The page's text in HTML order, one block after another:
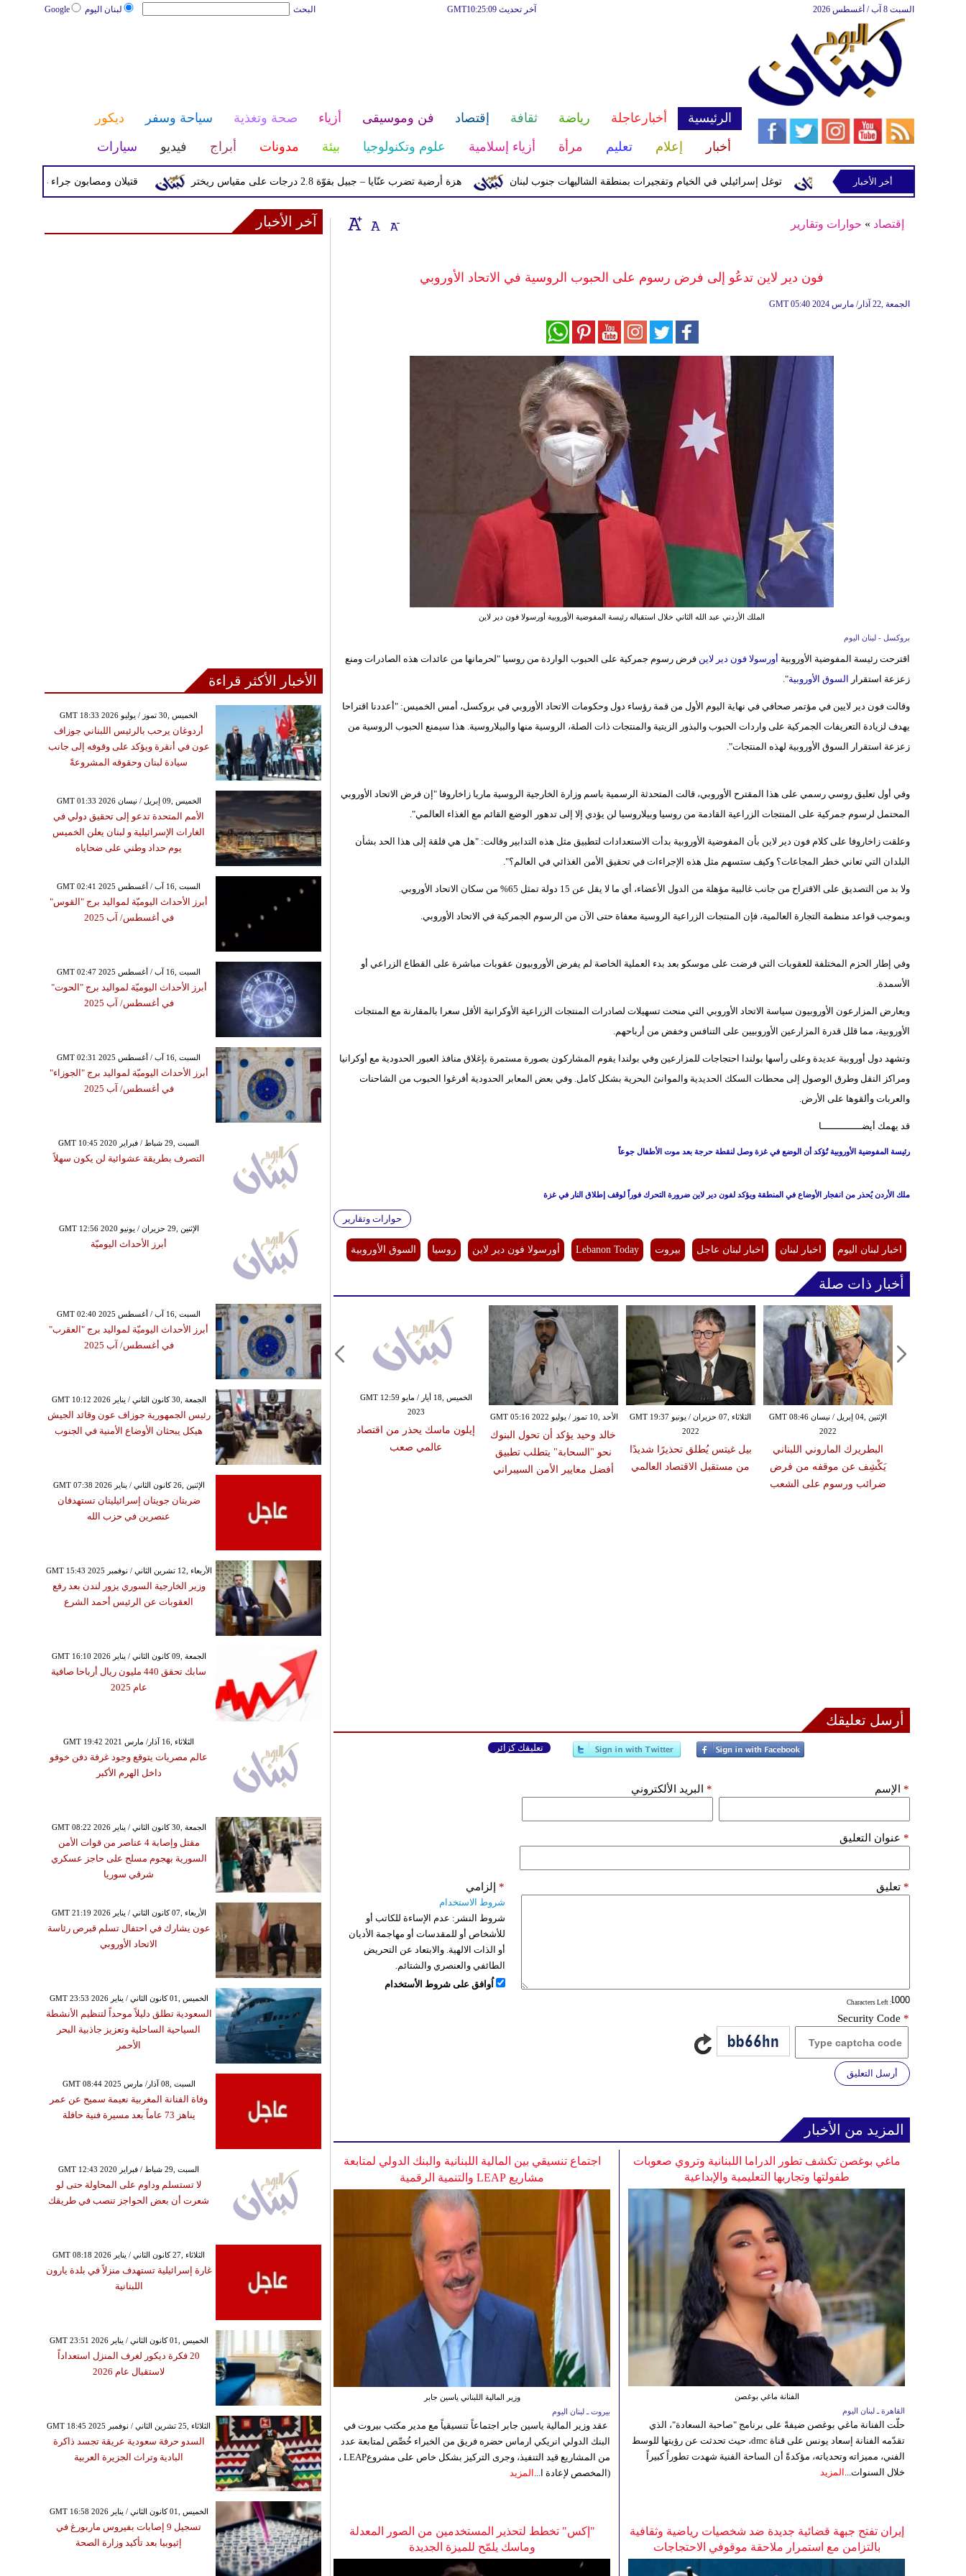
لبنان اليوم Google البحث آخر تحديث GMT10:25:09 السبت 8 آب / أغسطس 2026
الرئيسية أخبارعاجلة رياضة ثقافة إقتصاد فن وموسيقى أزياء صحة وتغذية سياحة وسفر
ديكور
أخبار
إعلام تعليم مرأة أزياء إسلامية علوم وتكنولوجيا بيئة مدونات أبراج فيديو سيارات
قتيلان ومصابون جراء 14 غارة إسرائيلية على شرق وجنوب لبنان هزة أرضية تضرب عنّايا – جبيل بقوّة 2.8 درجات على مقياس ريختر توغل إسرائيلي في الخيام وتفجيرات بمنطقة الشاليهات جنوب لبنان في رب ثلاثين
أخر الأخبار
إقتصاد » حوارات وتقارير
فون دير لاين تدعُو إلى فرض رسوم على الحبوب الروسية في الاتحاد الأوروبي
GMT 05:40 2024 الجمعة ,22 آذار/ مارس
الملك الأردني عبد الله الثاني خلال استقباله رئيسة المفوضية الأوروبية أورسولا فون دير لاين
بروكسل - لبنان اليوم
اقترحت رئيسة المفوضية الأوروبية أورسولا فون دير لاين فرض رسوم جمركية على الحبوب الواردة من روسيا "لحرمانها من عائدات هذه الصادرات ومنع
زعزعة استقرار السوق الأوروبية".
وقالت فون دير لايين في مؤتمر صحافي في نهاية اليوم الأول من قمة رؤساء دول وحكومات الاتحاد الأوروبي في بروكسل، أمس الخميس: "أعددنا اقتراحا
يهدف لزيادة التعريفات الجمركية على واردات الحبوب والبذور الزيتية والمنتجات ذات الصلة، الروسية منها والبيلاروسية. هذا سيمنع الحبوب الروسية من
زعزعة استقرار السوق الأوروبية لهذه المنتجات".
وفي أول تعليق روسي رسمي على هذا المقترح الأوروبي، قالت المتحدثة الرسمية باسم وزارة الخارجية الروسية ماريا زاخاروفا "إن فرض الاتحاد الأوروبي
المحتمل لرسوم جمركية على المنتجات الزراعية القادمة من روسيا وبيلاروسيا لن يؤدي إلا إلى تدهور الوضع القائم مع الغذاء العالمي".
وعلقت زاخاروفا على كلام فون دير لاين بأن المفوضية الأوروبية بدأت الاستعدادات لتطبيق مثل هذه التدابير وقالت: "هل هي قلقة إلى هذا الحد بشأن
البلدان التي تعاني خطر المجاعات؟ وكيف ستسهم مثل هذه الإجراءات في تحقيق الأمن الغذائي في العالم؟".
ولا بد من التصديق على الاقتراح من جانب غالبية مؤهلة من الدول الأعضاء، أي ما لا يقل عن 15 دولة تمثل 65% من سكان الاتحاد الأوروبي.
وبموجب قواعد منظمة التجارة العالمية، فإن المنتجات الزراعية الروسية معفاة حتى الآن من الرسوم الجمركية في الاتحاد الأوروبي.
وفي إطار الحزم المختلفة للعقوبات التي فرضت على موسكو بعد بدء العملية الخاصة لم يفرض الأوروبيون عقوبات مباشرة على القطاع الزراعي أو
الأسمدة.
ويعارض المزارعون الأوروبيون سياسة الاتحاد الأوروبي التي منحت تسهيلات لصادرات المنتجات الزراعية الأوكرانية الأقل سعرا بالمقارنة مع المنتجات
الأوروبية، مما قلل قدرة المزارعين الأوروبيين على التنافس وخفض من أرباحهم.
وتشهد دول أوروبية عديدة وعلى رأسها بولندا احتجاجات للمزارعين وفي بولندا يقوم المشاركون بصورة مستمرة بإغلاق منافذ العبور الحدودية مع أوكرانيا
ومراكز النقل وطرق الوصول إلى محطات السكك الحديدية والموانئ البحرية بشكل كامل. وفي بعض المعابر الحدودية أفرغوا الحبوب من الشاحنات
والعربات وألقوها على الأرض.
قد يهمك أيضــــــــــــــا
رئيسة المفوضية الأوروبية تُؤكد أن الوضع في غزة وصل لنقطة حرجة بعد موت الأطفال جوعاً
ملك الأردن يُحذر من انفجار الأوضاع في المنطقة ويؤكد لفون دير لاين ضرورة التحرك فوراً لوقف إطلاق النار في غزة
حوارات وتقارير
اخبار لبنان اليوم اخبار لبنان اخبار لبنان عاجل بيروت Lebanon Today أورسولا فون دير لاين روسيا السوق الأوروبية
أخبار ذات صلة
الخميس ,18 أيار / مايو GMT 12:59
2023
إيلون ماسك يحذر من اقتصاد
عالمي صعب
الأحد ,10 تموز / يوليو GMT 05:16 2022
خالد وحيد يؤكد أن تحول البنوك
نحو "السحابة" يتطلب تطبيق
أفضل معايير الأمن السيبراني
الثلاثاء ,07 حزيران / يونيو GMT 19:37
2022
بيل غيتس يُطلق تحذيرًا شديدًا
من مستقبل الاقتصاد العالمي
الإثنين ,04 إبريل / نيسان GMT 08:46
2022
البطريرك الماروني اللبناني
يَكْشِف عن موقفه من فرض
ضرائب ورسوم على الشعب
أرسل تعليقك
تعليقك كزائر
الإسم * البريد الألكتروني *
عنوان التعليق *
تعليق *
: Characters Left
إلزامي *
شروط الاستخدام
شروط النشر: عدم الإساءة للكاتب أو
للأشخاص أو للمقدسات أو مهاجمة الأديان
أو الذات الالهية. والابتعاد عن التحريض
الطائفي والعنصري والشتائم.
اُوافق على شروط الأستخدام
Security Code *
أرسل التعليق
المزيد من الأخبار
اجتماع تنسيقي بين المالية اللبنانية والبنك الدولي لمتابعة
مشاريع LEAP والتنمية الرقمية
وزير المالية اللبناني ياسين جابر
بيروت ـ لبنان اليوم
عقد وزير المالية ياسين جابر اجتماعاً تنسيقياً مع مدير مكتب بيروت في
البنك الدولي انريكي ارماس حضره فريق من الخبراء خُصِّص لمتابعة عدد
من المشاريع قيد التنفيذ، وجرى التركيز بشكل خاص على مشروعLEAP ،
(المخصص لإعادة ا... المزيد
ماغي بوغصن تكشف تطور الدراما اللبنانية وتروي صعوبات
طفولتها وتجاربها التعليمية والإبداعية
الفنانة ماغي بوغصن
القاهرة ـ لبنان اليوم
حلّت الفنانة ماغي بوغصن ضيفةً على برنامج "صاحبة السعادة"، الذي
تقدّمه الفنانة إسعاد يونس على قناة dmc، حيث تحدثت عن رؤيتها للوسط
الفني، مميزاته وتحدياته، مؤكدةً أن الساحة الفنية شهدت تطوراً كبيراً
خلال السنوات... المزيد
"إكس" تخطط لتحذير المستخدمين من الصور المعدلة
وماسك يلمّح للميزة الجديدة
إيران تفتح جبهة قضائية جديدة ضد شخصيات رياضية وثقافية
بالتزامن مع استمرار ملاحقة موقوفي الاحتجاجات
آخر الأخبار
الأخبار الأكثر قراءة
GMT 18:33 2026 الخميس ,30 تموز / يوليو
أردوغان يرحب بالرئيس اللبناني جوزاف
عون في أنقرة ويؤكد على وقوفه إلى جانب
سيادة لبنان وحقوقه المشروعةً
GMT 01:33 2026 الخميس ,09 إبريل / نيسان
الأمم المتحدة تدعو إلى تحقيق دولي في
الغارات الإسرائيلية و لبنان يعلن الخميس
يوم حداد وطني على ضحاياه
GMT 02:41 2025 السبت ,16 آب / أغسطس
أبرز الأحداث اليوميّة لمواليد برج "القوس"
في أغسطس/ آب 2025
GMT 02:47 2025 السبت ,16 آب / أغسطس
أبرز الأحداث اليوميّة لمواليد برج "الحوت"
في أغسطس/ آب 2025
GMT 02:31 2025 السبت ,16 آب / أغسطس
أبرز الأحداث اليوميّة لمواليد برج "الجوزاء"
في أغسطس/ آب 2025
GMT 10:45 2020 السبت ,29 شباط / فبراير
التصرف بطريقة عشوائية لن يكون سهلاً
GMT 12:56 2020 الإثنين ,29 حزيران / يونيو
أبرز الأحداث اليوميّة
GMT 02:40 2025 السبت ,16 آب / أغسطس
أبرز الأحداث اليوميّة لمواليد برج "العقرب"
في أغسطس/ آب 2025
GMT 10:12 2026 الجمعة ,30 كانون الثاني / يناير
رئيس الجمهورية جوزاف عون وقائد الجيش
هيكل يبحثان الأوضاع الأمنية في الجنوب
GMT 07:38 2026 الإثنين ,26 كانون الثاني / يناير
ضربتان جويتان إسرائيليتان تستهدفان
عنصرين في حزب الله
GMT 15:43 2025 الأربعاء ,12 تشرين الثاني / نوفمبر
وزير الخارجية السوري يزور لندن بعد رفع
العقوبات عن الرئيس أحمد الشرع
GMT 16:10 2026 الجمعة ,09 كانون الثاني / يناير
سابك تحقق 440 مليون ريال أرباحا صافية
عام 2025
GMT 19:42 2021 الثلاثاء ,16 آذار/ مارس
عالم مصريات يتوقع وجود غرفة دفن خوفو
داخل الهرم الأكبر
GMT 08:22 2026 الجمعة ,30 كانون الثاني / يناير
مقتل وإصابة 4 عناصر من قوات الأمن
السورية بهجوم مسلح على حاجز عسكري
شرقي سوريا
GMT 21:19 2026 الأربعاء ,07 كانون الثاني / يناير
عون يشارك في احتفال تسلم قبرص رئاسة
الاتحاد الأوروبي
GMT 23:53 2026 الخميس ,01 كانون الثاني / يناير
السعودية تطلق دليلاً موحداً لتنظيم الأنشطة
السياحية الساحلية وتعزيز جاذبية البحر
الأحمر
GMT 08:44 2025 السبت ,08 آذار/ مارس
وفاة الفنانة المغربية نعيمة سميح عن عمر
يناهز 73 عاماً بعد مسيرة فنية حافلة
GMT 12:43 2020 السبت ,29 شباط / فبراير
لا تستسلم وداوم على المحاولة حتى لو
شعرت أن بعض الحواجز تنصب في طريقك
GMT 08:18 2026 الثلاثاء ,27 كانون الثاني / يناير
غارة إسرائيلية تستهدف منزلاً في بلدة يارون
اللبنانية
GMT 23:51 2026 الخميس ,01 كانون الثاني / يناير
20 فكرة ديكور لغرف المنزل استعداداً
لاستقبال عام 2026
GMT 18:45 2025 الثلاثاء ,25 تشرين الثاني / نوفمبر
السدو حرفة سعودية عريقة تجسد ذاكرة
البادية وتراث الجزيرة العربية
GMT 16:58 2026 الخميس ,01 كانون الثاني / يناير
تسجيل 9 إصابات بفيروس ماربورغ في
إثيوبيا بعد تأكيد وزارة الصحة